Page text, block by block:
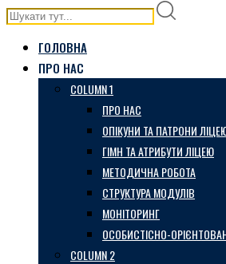
ГОЛОВНА
ПРО НАС
COLUMN 1
ПРО НАС
ОПІКУНИ ТА ПАТРОНИ
ГІМН ТА АТРИБУТИ ЛІЦЕЮ
МЕТОДИЧНА РОБОТА
СТРУКТУРА МОДУЛІВ
МОНІТОРИНГ
ОСОБИСТІСНО-
COLUMN 2